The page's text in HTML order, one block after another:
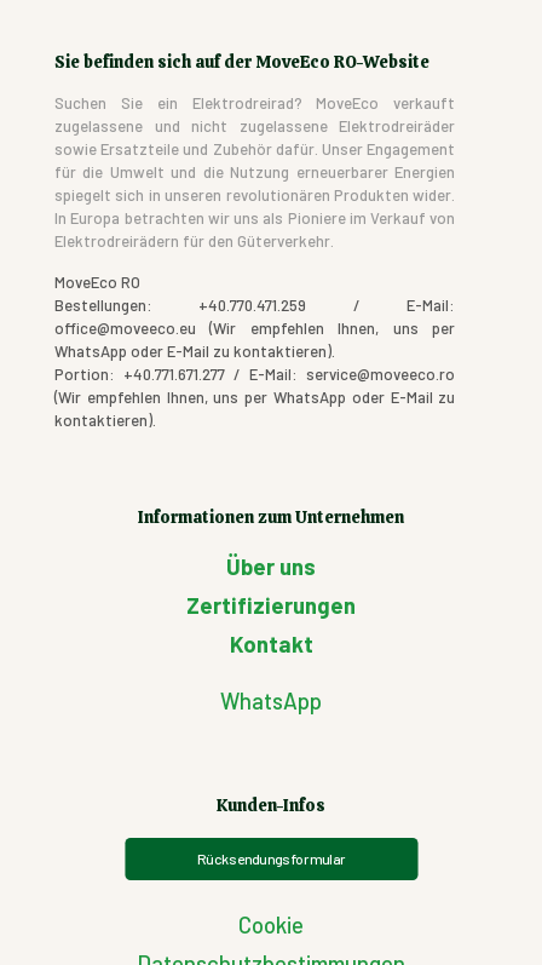
Sie befinden sich auf der MoveEco RO-Website
Suchen Sie ein Elektrodreirad? MoveEco verkauft
zugelassene und nicht zugelassene Elektrodreiräder
sowie Ersatzteile und Zubehör dafür. Unser Engagement
für die Umwelt und die Nutzung erneuerbarer Energien
spiegelt sich in unseren revolutionären Produkten wider.
In Europa betrachten wir uns als Pioniere im Verkauf von
Elektrodreirädern für den Güterverkehr.
MoveEco RO
Bestellungen: +40.770.471.259 / E-Mail:
office@moveeco.eu (Wir empfehlen Ihnen, uns per
WhatsApp oder E-Mail zu kontaktieren).
Portion: +40.771.671.277 / E-Mail: service@moveeco.ro
(Wir empfehlen Ihnen, uns per WhatsApp oder E-Mail zu
kontaktieren).
Informationen zum Unternehmen
Über uns
Zertifizierungen
Kontakt
WhatsApp
Kunden-Infos
Rücksendungsformular
Cookie